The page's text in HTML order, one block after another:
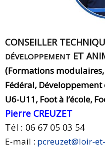
CONSEILLER
DÉVELOPPEMENT ET
(Formations modulaires,
Fédéral,
U6-U11, Foot à l’école,
Pierre CREUZET
Tél : 06 67 05 03 54
E-mail : pcreuzet@loir-